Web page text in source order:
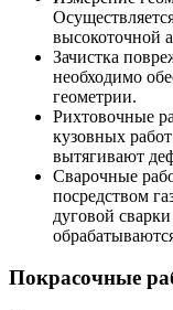
высокоточной
Зачистка
необходимо
геометрии.
Рихтовочные
кузовных
вытягивают
Сварочные
посредством
дуговой
Покрасочные